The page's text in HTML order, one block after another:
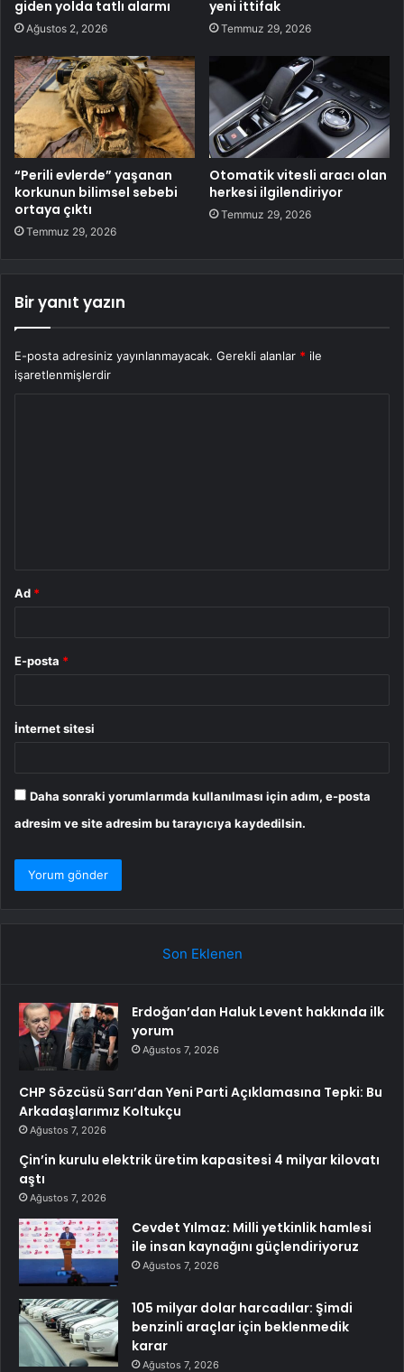
giden yolda tatlı alarmı
Ağustos 2, 2026
yeni ittifak
Temmuz 29, 2026
“Perili evlerde” yaşanan
korkunun bilimsel sebebi
ortaya çıktı
Temmuz 29, 2026
Otomatik vitesli aracı olan
herkesi ilgilendiriyor
Temmuz 29, 2026
Bir yanıt yazın
E-posta adresiniz yayınlanmayacak. Gerekli alanlar * ile
işaretlenmişlerdir
Ad *
E-posta *
İnternet sitesi
Daha sonraki yorumlarımda kullanılması için adım, e-posta
adresim ve site adresim bu tarayıcıya kaydedilsin.
Son Eklenen
Erdoğan’dan Haluk Levent hakkında ilk
yorum
Ağustos 7, 2026
CHP Sözcüsü Sarı’dan Yeni Parti Açıklamasına Tepki: Bu
Arkadaşlarımız Koltukçu
Ağustos 7, 2026
Çin’in kurulu elektrik üretim kapasitesi 4 milyar kilovatı
aştı
Ağustos 7, 2026
Cevdet Yılmaz: Milli yetkinlik hamlesi
ile insan kaynağını güçlendiriyoruz
Ağustos 7, 2026
105 milyar dolar harcadılar: Şimdi
benzinli araçlar için beklenmedik
karar
Ağustos 7, 2026